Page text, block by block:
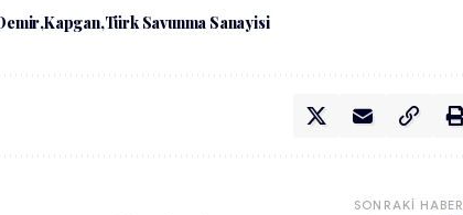
Kapgan Türk Savunma Sanayisi
SONRAKI HABER